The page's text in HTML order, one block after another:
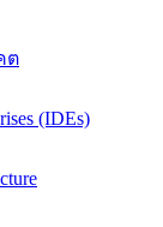
ต
(IDEs)